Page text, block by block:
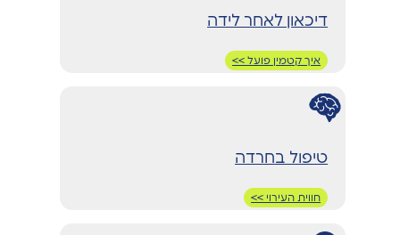
דיכאון לאחר לידה
איך קטמין פועל >>
טיפול בחרדה
חווית העירוי >>